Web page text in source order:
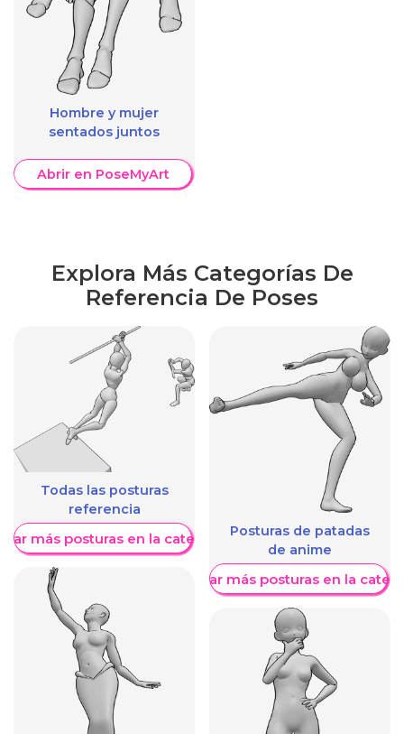
Hombre y mujer
sentados juntos
Abrir en PoseMyArt
Explora Más Categorías De
Referencia De Poses
Todas las posturas
referencia
más posturas en la categoría Posturas de patadas
de anime
Mostrar más posturas en la